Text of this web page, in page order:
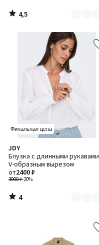
4,5
/
Финальная цена
JDY
Блузка с длинными
V-образным вырезом
3000 ₽-20%
от2400 ₽
4
/
5
Количество
цветов:
3
4
/